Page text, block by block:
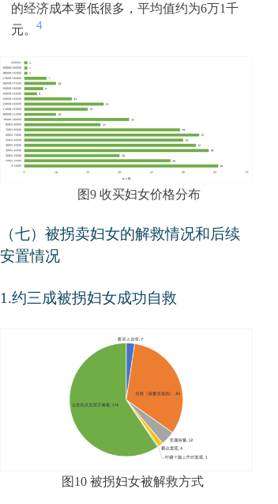
的经济成本要低很多，平均值约为6万1千
元。 4
图9 收买妇女价格分布
（七）被拐卖妇女的解救情况和后续
安置情况
1 .约三成被拐妇女成功自救
图 10 被拐妇女被解救方式